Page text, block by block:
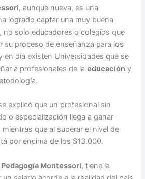
, aunque nueva, es una
logrado captar una muy buena
no solo educadores o colegios que
su proceso de enseñanza para los
en día existen Universidades que se
a profesionales de laeducación y
explicó que un profesional sin
o especialización llega a ganar
que al superar el nivel de
por encima de los $13.000.
Pedagogía Montessori, tiene la